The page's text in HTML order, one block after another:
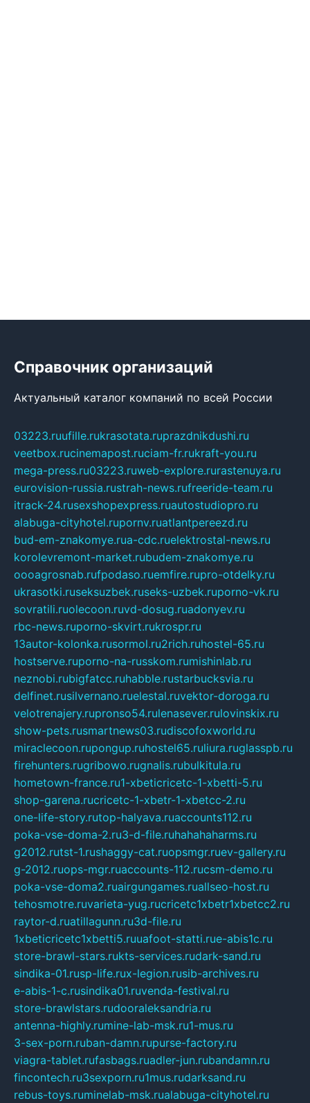
Справочник организаций
Актуальный каталог компаний по всей России
03223.ruufille.rukrasotata.ruprazdnikdushi.ru
veetbox.rucinemapost.ruciam-fr.rukraft-you.ru
mega-press.ru03223.ruweb-explore.rurastenuya.ru
eurovision-russia.rustrah-news.rufreeride-team.ru
itrack-24.rusexshopexpress.ruautostudiopro.ru
alabuga-cityhotel.rupornv.ruatlantpereezd.ru
bud-em-znakomye.rua-cdc.ruelektrostal-news.ru
korolevremont-market.rubudem-znakomye.ru
oooagrosnab.rufpodaso.ruemfire.rupro-otdelky.ru
ukrasotki.ruseksuzbek.ruseks-uzbek.ruporno-vk.ru
sovratili.ruolecoon.ruvd-dosug.ruadonyev.ru
rbc-news.ruporno-skvirt.rukrospr.ru
13autor-kolonka.rusormol.ru2rich.ruhostel-65.ru
hostserve.ruporno-na-russkom.rumishinlab.ru
neznobi.rubigfatcc.ruhabble.rustarbucksvia.ru
delfinet.rusilvernano.ruelestal.ruvektor-doroga.ru
velotrenajery.rupronso54.rulenasever.rulovinskix.ru
show-pets.rusmartnews03.rudiscofoxworld.ru
miraclecoon.rupongup.ruhostel65.ruliura.ruglasspb.ru
firehunters.rugribowo.rugnalis.rubulkitula.ru
hometown-france.ru1-xbeticricetc-1-xbetti-5.ru
shop-garena.rucricetc-1-xbetr-1-xbetcc-2.ru
one-life-story.rutop-halyava.ruaccounts112.ru
poka-vse-doma-2.ru3-d-file.ruhahahaharms.ru
g2012.rutst-1.rushaggy-cat.ruopsmgr.ruev-gallery.ru
g-2012.ruops-mgr.ruaccounts-112.rucsm-demo.ru
poka-vse-doma2.ruairgungames.ruallseo-host.ru
tehosmotre.ruvarieta-yug.rucricetc1xbetr1xbetcc2.ru
raytor-d.ruatillagunn.ru3d-file.ru
1xbeticricetc1xbetti5.ruuafoot-statti.rue-abis1c.ru
store-brawl-stars.rukts-services.rudark-sand.ru
sindika-01.rusp-life.rux-legion.rusib-archives.ru
e-abis-1-c.rusindika01.ruvenda-festival.ru
store-brawlstars.rudooraleksandria.ru
antenna-highly.rumine-lab-msk.ru1-mus.ru
3-sex-porn.ruban-damn.rupurse-factory.ru
viagra-tablet.rufasbags.ruadler-jun.rubandamn.ru
fincontech.ru3sexporn.ru1mus.rudarksand.ru
rebus-toys.ruminelab-msk.rualabuga-cityhotel.ru